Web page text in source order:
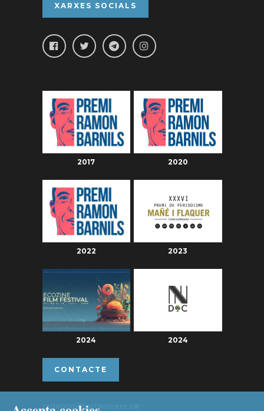
XARXES SOCIALS
2017 2020
2022 2023
2024 2024
CONTACTE
redaccio@portaenrere.cat